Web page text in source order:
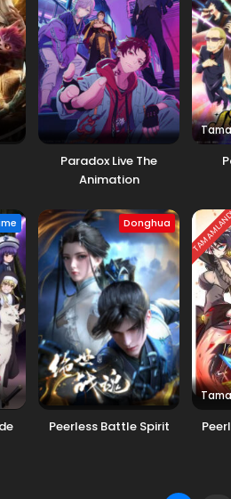
Paradox Live The
Animation
Donghua
Peerless Battle Spirit